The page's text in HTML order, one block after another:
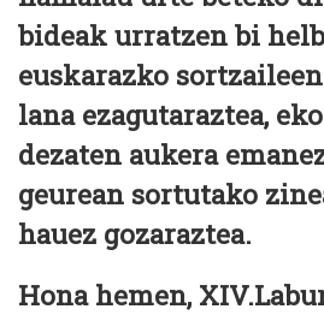
bideak urratzen bi
euskarazko
lana ezagutaraztea,
dezaten aukera
geurean sortutako
hauez gozaraztea.
Hona hemen,